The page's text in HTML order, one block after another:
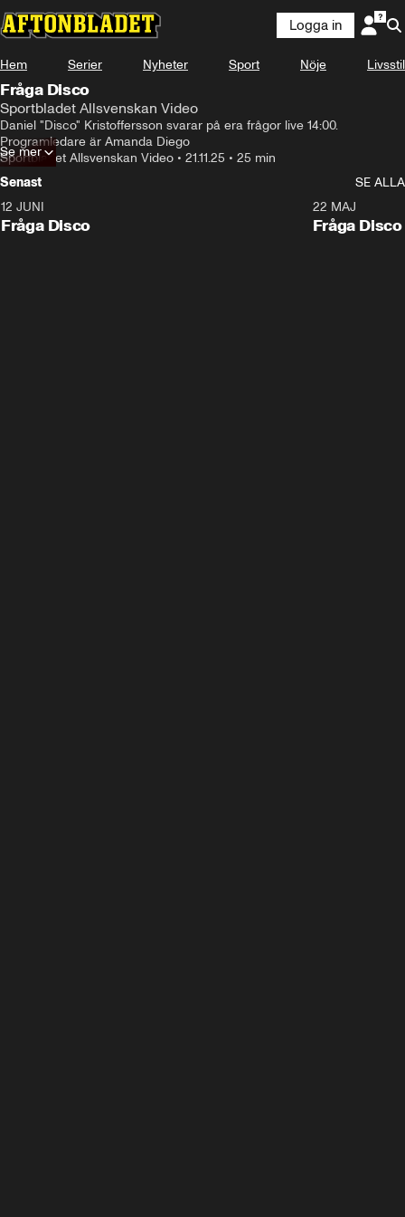
Logga in
Hem Serier Nyheter Sport Nöje Livsstil
Fråga Disco
Sportbladet Allsvenskan Video
Daniel "Disco" Kristoffersson svarar på era frågor live 14:00.
Programledare är Amanda Diego
Sportbladet Allsvenskan Video • 21.11.25 • 25 min
Se mer
Senast
SE ALLA
12 JUNI
Fråga Disco
22 MAJ
Fråga Disco